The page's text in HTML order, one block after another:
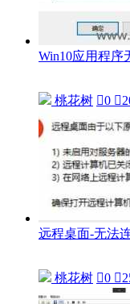
Win10应用程序
桃花树 0 
远程桌面-无法
桃花树 0 